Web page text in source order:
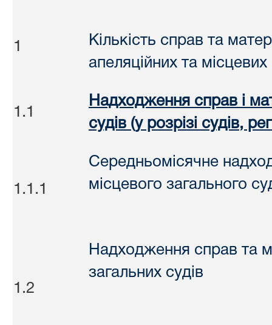
1
Кількість справ та
апеляційних та місцевих
1.1
Надходження справ і
судів (у розрізі судів,
1.1.1
Середньомісячне
місцевого загального
1.2
Надходження справ та
загальних судів